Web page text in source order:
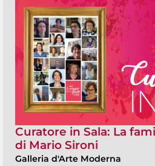
Curatore in Sala: La
di Mario Sironi
Galleria d'Arte Moderna